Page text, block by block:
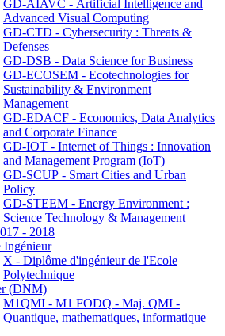
GD-AIAVC - Artificial Intelligence and
Advanced Visual Computing
GD-CTD - Cybersecurity : Threats &
Defenses
GD-DSB - Data Science for Business
GD-ECOSEM - Ecotechnologies for
Sustainability & Environment
Management
GD-EDACF - Economics, Data Analytics
and Corporate Finance
GD-IOT - Internet of Things : Innovation
and Management Program (IoT)
GD-SCUP - Smart Cities and Urban
Policy
GD-STEEM - Energy Environment :
Science Technology & Management
- 2018
Ingénieur
X - Diplôme d'ingénieur de l'Ecole
Polytechnique
(DNM)
M1QMI - M1 FODQ - Maj. QMI -
Quantique, mathematiques, informatique